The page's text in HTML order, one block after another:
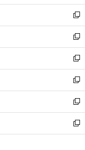
開
く
ウ
で
開
く
ン
ド
ウ
で
開
く
ウ
ィ
ン
ド
ウ
で
開
く
し
い
ウ
ィ
ン
ド
ウ
で
開
く
新
し
い
ウ
ィ
ン
ド
ウ
で
開
く
新
し
い
ウ
ィ
ン
ド
ウ
で
開
新
し
い
ウ
ィ
ン
ド
ウ
新
し
い
ウ
ィ
ン
新
し
い
ウ
新
し